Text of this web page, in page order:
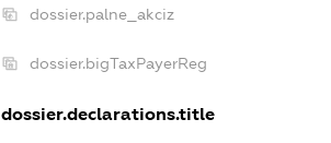
dossier.palne_akciz
dossier.bigTaxPayerReg
dossier.declarations.title